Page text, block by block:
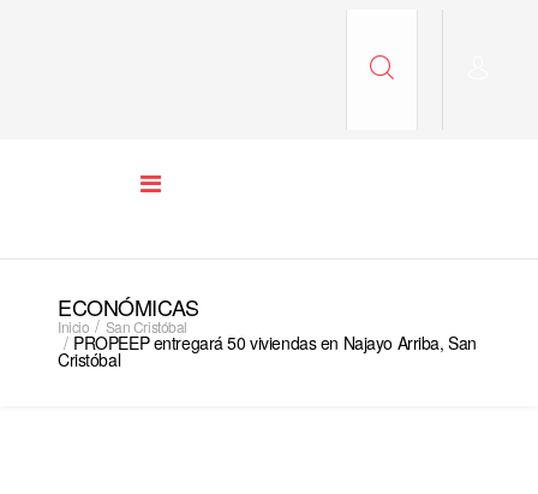
ECONÓMICAS
Inicio San Cristóbal
PROPEEP entregará 50 viviendas en Najayo Arriba, San
Cristóbal